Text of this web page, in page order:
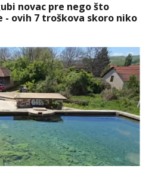
novac pre nego što
ovih 7 troškova skoro niko